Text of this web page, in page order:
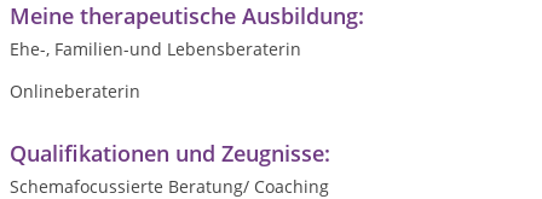
Meine therapeutische Ausbildung:
Ehe-, Familien-und Lebensberaterin
Onlineberaterin
Qualifikationen und Zeugnisse:
Schemafocussierte Beratung/ Coaching